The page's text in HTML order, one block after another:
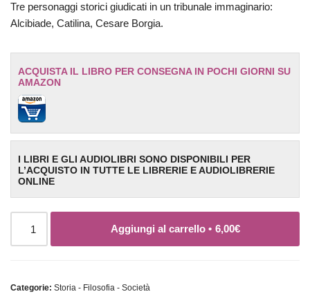
Tre personaggi storici giudicati in un tribunale immaginario:
Alcibiade, Catilina, Cesare Borgia.
ACQUISTA IL LIBRO PER CONSEGNA IN POCHI GIORNI SU
AMAZON
I LIBRI E GLI AUDIOLIBRI SONO DISPONIBILI PER
L’ACQUISTO IN TUTTE LE LIBRERIE E AUDIOLIBRERIE
ONLINE
Aggiungi al carrello • 6,00€
Categorie: Storia - Filosofia - Società